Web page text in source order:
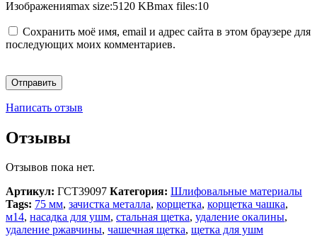
Изображенияmax size:5120 KBmax files:10
Сохранить моё имя, email и адрес сайта в этом браузере для
последующих моих комментариев.
Написать отзыв
Отзывы
Отзывов пока нет.
Артикул: ГСТ39097 Категория: Шлифовальные материалы
Tags: 75 мм, зачистка металла, корщетка, корщетка чашка,
м14, насадка для ушм, стальная щетка, удаление окалины,
удаление ржавчины, чашечная щетка, щетка для ушм